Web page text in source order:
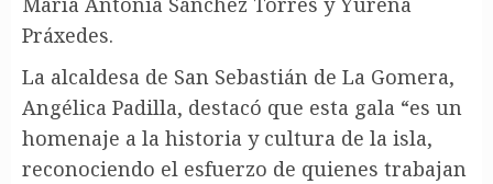
Práxedes.
La alcaldesa de San Sebastián de La Gomera,
Angélica Padilla, destacó que esta gala “es un
homenaje a la historia y cultura de la isla,
reconociendo el esfuerzo de quienes trabajan